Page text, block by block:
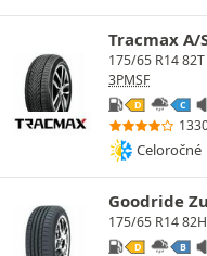
Tracmax A/
175/65 R14 82T
3PMSF
D C
Celoročné
Goodride
175/65 R14 82H
D B